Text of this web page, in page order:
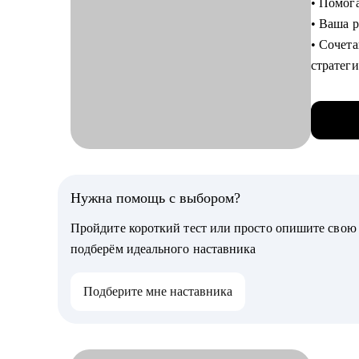
⦁
⦁
⦁
•
• Ваша
•
• 5000+
•
С чем
Нужна помощь с выбором?
Пройдите короткий тест или просто опишите
подберём идеального наставника
Подберите мне наставника